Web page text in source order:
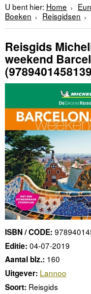
U bent hier: Home
Boeken
Reisgidsen
Reisgids
weekend
ISBN / CODE:
Editie: 04-07-2019
Aantal blz.: 160
Uitgever: Lannoo
Soort: Reisgids